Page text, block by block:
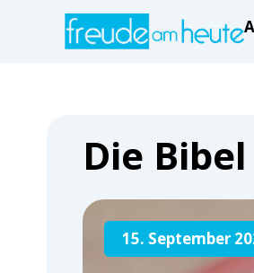
Die
15. September